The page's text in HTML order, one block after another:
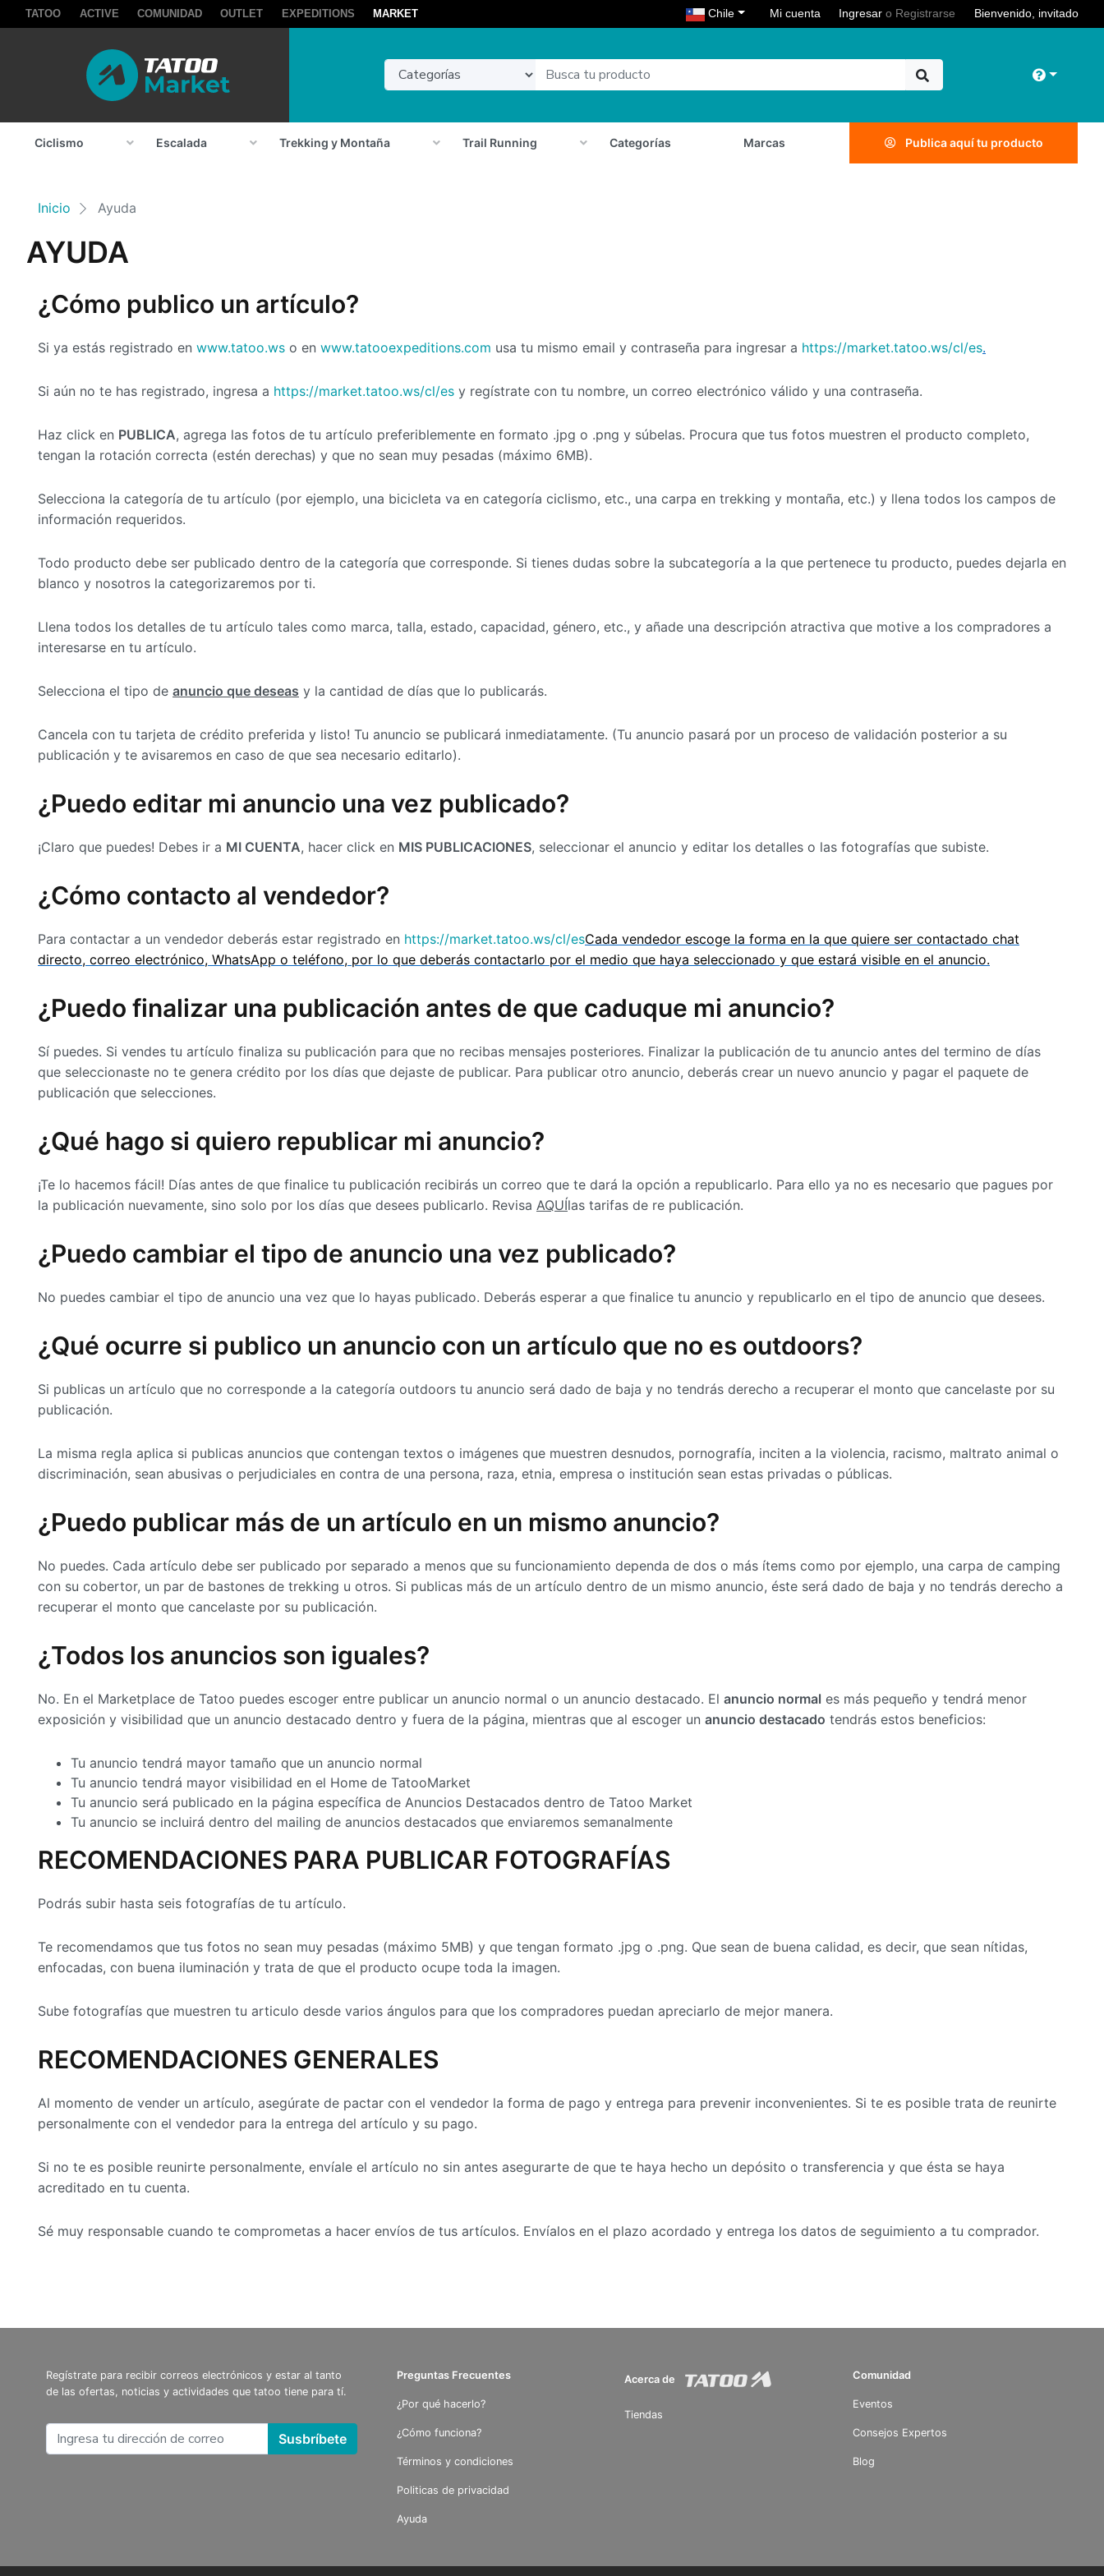
TATOO ACTIVE COMUNIDAD OUTLET EXPEDITIONS MARKET ChileToggle Dropdown
Mi cuenta Ingresar o Registrarse Bienvenido, invitado
Toggle
Ciclismo Escalada Trekking y Montaña Trail Running Categorías Marcas Publica aquí tu producto
Inicio Ayuda
AYUDA
¿Cómo publico un artículo?
Si ya estás registrado en www.tatoo.ws o en www.tatooexpeditions.com usa tu mismo email y contraseña para ingresar a https://market.tatoo.ws/cl/es.
Si aún no te has registrado, ingresa a https://market.tatoo.ws/cl/es y regístrate con tu nombre, un correo electrónico válido y una contraseña.
Haz click en PUBLICA, agrega las fotos de tu artículo preferiblemente en formato .jpg o .png y súbelas. Procura que tus fotos muestren el producto completo,
tengan la rotación correcta (estén derechas) y que no sean muy pesadas (máximo 6MB).
Selecciona la categoría de tu artículo (por ejemplo, una bicicleta va en categoría ciclismo, etc., una carpa en trekking y montaña, etc.) y llena todos los campos de
información requeridos.
Todo producto debe ser publicado dentro de la categoría que corresponde. Si tienes dudas sobre la subcategoría a la que pertenece tu producto, puedes dejarla en
blanco y nosotros la categorizaremos por ti.
Llena todos los detalles de tu artículo tales como marca, talla, estado, capacidad, género, etc., y añade una descripción atractiva que motive a los compradores a
interesarse en tu artículo.
Selecciona el tipo de anuncio que deseas y la cantidad de días que lo publicarás.
Cancela con tu tarjeta de crédito preferida y listo! Tu anuncio se publicará inmediatamente. (Tu anuncio pasará por un proceso de validación posterior a su
publicación y te avisaremos en caso de que sea necesario editarlo).
¿Puedo editar mi anuncio una vez publicado?
¡Claro que puedes! Debes ir a MI CUENTA, hacer click en MIS PUBLICACIONES, seleccionar el anuncio y editar los detalles o las fotografías que subiste.
¿Cómo contacto al vendedor?
Para contactar a un vendedor deberás estar registrado en https://market.tatoo.ws/cl/esCada vendedor escoge la forma en la que quiere ser contactado chat
directo, correo electrónico, WhatsApp o teléfono, por lo que deberás contactarlo por el medio que haya seleccionado y que estará visible en el anuncio.
¿Puedo finalizar una publicación antes de que caduque mi anuncio?
Sí puedes. Si vendes tu artículo finaliza su publicación para que no recibas mensajes posteriores. Finalizar la publicación de tu anuncio antes del termino de días
que seleccionaste no te genera crédito por los días que dejaste de publicar. Para publicar otro anuncio, deberás crear un nuevo anuncio y pagar el paquete de
publicación que selecciones.
¿Qué hago si quiero republicar mi anuncio?
¡Te lo hacemos fácil! Días antes de que finalice tu publicación recibirás un correo que te dará la opción a republicarlo. Para ello ya no es necesario que pagues por
la publicación nuevamente, sino solo por los días que desees publicarlo. Revisa AQUÍlas tarifas de re publicación.
¿Puedo cambiar el tipo de anuncio una vez publicado?
No puedes cambiar el tipo de anuncio una vez que lo hayas publicado. Deberás esperar a que finalice tu anuncio y republicarlo en el tipo de anuncio que desees.
¿Qué ocurre si publico un anuncio con un artículo que no es outdoors?
Si publicas un artículo que no corresponde a la categoría outdoors tu anuncio será dado de baja y no tendrás derecho a recuperar el monto que cancelaste por su
publicación.
La misma regla aplica si publicas anuncios que contengan textos o imágenes que muestren desnudos, pornografía, inciten a la violencia, racismo, maltrato animal o
discriminación, sean abusivas o perjudiciales en contra de una persona, raza, etnia, empresa o institución sean estas privadas o públicas.
¿Puedo publicar más de un artículo en un mismo anuncio?
No puedes. Cada artículo debe ser publicado por separado a menos que su funcionamiento dependa de dos o más ítems como por ejemplo, una carpa de camping
con su cobertor, un par de bastones de trekking u otros. Si publicas más de un artículo dentro de un mismo anuncio, éste será dado de baja y no tendrás derecho a
recuperar el monto que cancelaste por su publicación.
¿Todos los anuncios son iguales?
No. En el Marketplace de Tatoo puedes escoger entre publicar un anuncio normal o un anuncio destacado. El anuncio normal es más pequeño y tendrá menor
exposición y visibilidad que un anuncio destacado dentro y fuera de la página, mientras que al escoger un anuncio destacado tendrás estos beneficios:
Tu anuncio tendrá mayor tamaño que un anuncio normal
Tu anuncio tendrá mayor visibilidad en el Home de TatooMarket
Tu anuncio será publicado en la página específica de Anuncios Destacados dentro de Tatoo Market
Tu anuncio se incluirá dentro del mailing de anuncios destacados que enviaremos semanalmente
RECOMENDACIONES PARA PUBLICAR FOTOGRAFÍAS
Podrás subir hasta seis fotografías de tu artículo.
Te recomendamos que tus fotos no sean muy pesadas (máximo 5MB) y que tengan formato .jpg o .png. Que sean de buena calidad, es decir, que sean nítidas,
enfocadas, con buena iluminación y trata de que el producto ocupe toda la imagen.
Sube fotografías que muestren tu articulo desde varios ángulos para que los compradores puedan apreciarlo de mejor manera.
RECOMENDACIONES GENERALES
Al momento de vender un artículo, asegúrate de pactar con el vendedor la forma de pago y entrega para prevenir inconvenientes. Si te es posible trata de reunirte
personalmente con el vendedor para la entrega del artículo y su pago.
Si no te es posible reunirte personalmente, envíale el artículo no sin antes asegurarte de que te haya hecho un depósito o transferencia y que ésta se haya
acreditado en tu cuenta.
Sé muy responsable cuando te comprometas a hacer envíos de tus artículos. Envíalos en el plazo acordado y entrega los datos de seguimiento a tu comprador.
Regístrate para recibir correos electrónicos y estar al tanto
de las ofertas, noticias y actividades que tatoo tiene para tí.
Susbríbete
Preguntas Frecuentes
¿Por qué hacerlo?
¿Cómo funciona?
Términos y condiciones
Politicas de privacidad
Ayuda
Acerca de
Tiendas
Comunidad
Eventos
Consejos Expertos
Blog